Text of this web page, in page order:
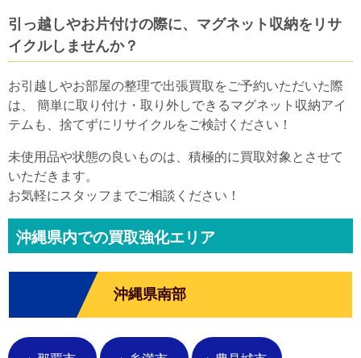
引っ越しやお片付けの際に、マグネット収納をリサ
イクルしませんか？
お引越しやお部屋の整理で出張買取をご予約いただいた際
は、 簡単に取り付け・取り外しできるマグネット収納アイ
テムも、捨てずにリサイクルをご検討ください！
未使用品や状態の良いものは、積極的に買取対象とさせて
いただきます。
お気軽にスタッフまでご相談ください！
沖縄県内での買取強化エリア
沖縄県南部